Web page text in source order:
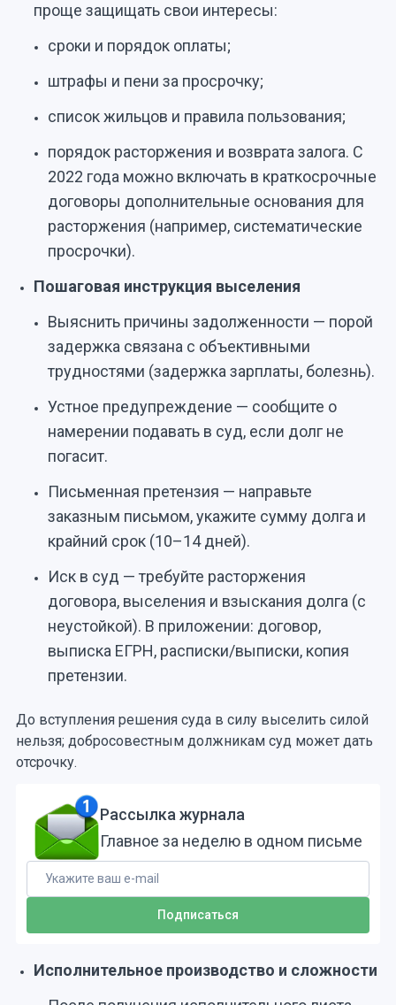
проще защищать свои интересы:
сроки и порядок оплаты;
штрафы и пени за просрочку;
список жильцов и правила пользования;
порядок расторжения и возврата залога. С
2022 года можно включать в краткосрочные
договоры дополнительные основания для
расторжения (например, систематические
просрочки).
Пошаговая инструкция выселения
Выяснить причины задолженности — порой
задержка связана с объективными
трудностями (задержка зарплаты, болезнь).
Устное предупреждение — сообщите о
намерении подавать в суд, если долг не
погасит.
Письменная претензия — направьте
заказным письмом, укажите сумму долга и
крайний срок (10–14 дней).
Иск в суд — требуйте расторжения
договора, выселения и взыскания долга (с
неустойкой). В приложении: договор,
выписка ЕГРН, расписки/выписки, копия
претензии.
До вступления решения суда в силу выселить силой
нельзя; добросовестным должникам суд может дать
отсрочку.
Рассылка журнала
Главное за неделю в одном письме
Исполнительное производство и сложности